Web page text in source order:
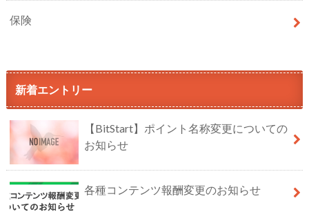
保険
新着エントリー
【BitStart】ポイント名称変更についての
お知らせ
各種コンテンツ報酬変更のお知らせ